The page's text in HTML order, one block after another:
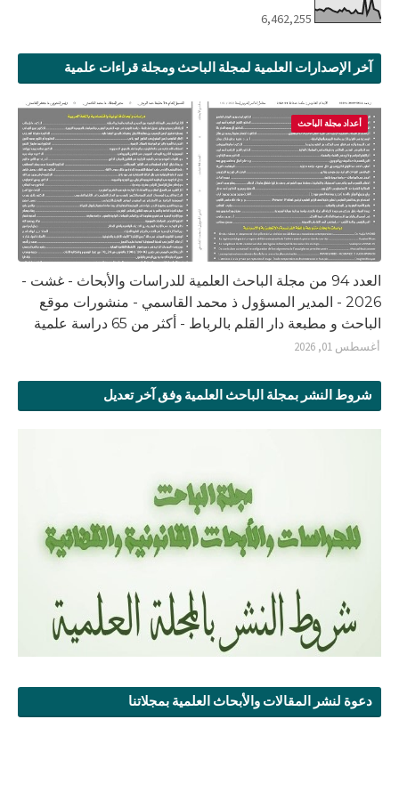
6,462,255
آخر الإصدارات العلمية لمجلة الباحث ومجلة قراءات علمية
أعداد مجلة الباحث
العدد 94 من مجلة الباحث العلمية للدراسات والأبحاث - غشت -
2026 - المدير المسؤول ذ محمد القاسمي - منشورات موقع
الباحث و مطبعة دار القلم بالرباط - أكثر من 65 دراسة علمية
أغسطس 01, 2026
شروط النشر بمجلة الباحث العلمية وفق آخر تعديل
دعوة لنشر المقالات والأبحاث العلمية بمجلاتنا